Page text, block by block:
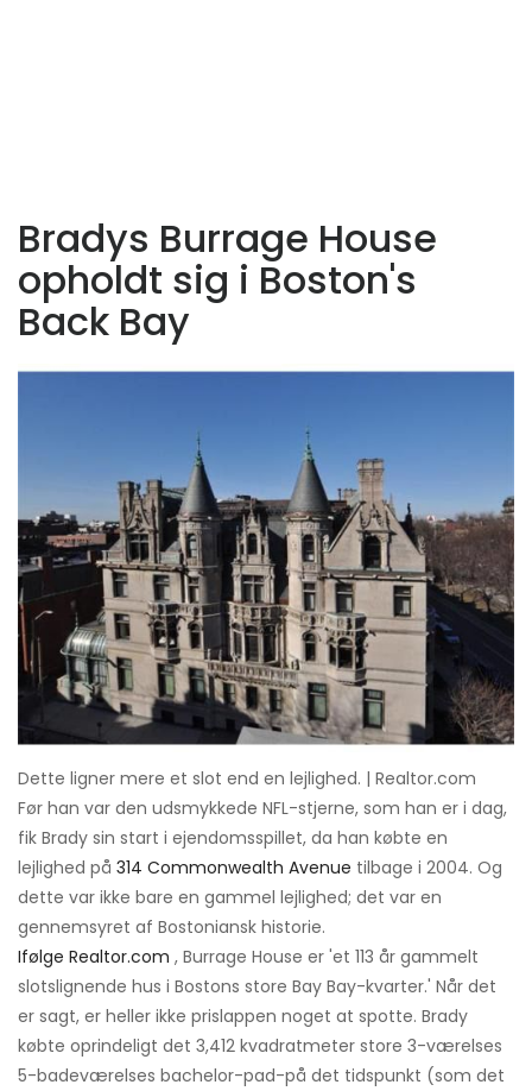
Bradys Burrage House
opholdt sig i Boston's
Back Bay
Dette ligner mere et slot end en lejlighed. | Realtor.com
Før han var den udsmykkede NFL-stjerne, som han er i dag,
fik Brady sin start i ejendomsspillet, da han købte en
lejlighed på 314 Commonwealth Avenue tilbage i 2004. Og
dette var ikke bare en gammel lejlighed; det var en
gennemsyret af Bostoniansk historie.
Ifølge Realtor.com , Burrage House er 'et 113 år gammelt
slotslignende hus i Bostons store Bay Bay-kvarter.' Når det
er sagt, er heller ikke prislappen noget at spotte. Brady
købte oprindeligt det 3,412 kvadratmeter store 3-værelses
5-badeværelses bachelor-pad-på det tidspunkt (som det